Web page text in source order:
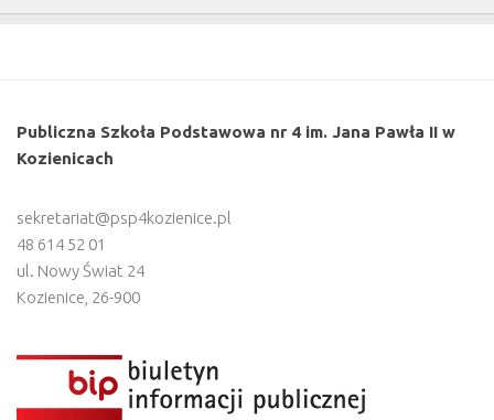
Publiczna Szkoła Podstawowa nr 4 im. Jana Pawła II w
Kozienicach
sekretariat@psp4kozienice.pl
48 614 52 01
ul. Nowy Świat 24
Kozienice 26-900